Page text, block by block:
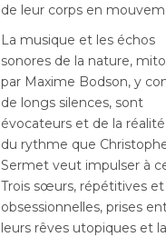
de leur corps en
La musique et les échos
sonores de la nature,
par Maxime Bodson, y
de longs silences, sont
évocateurs et de la
du rythme que
Sermet veut impulser à
Trois sœurs, répétitives et
obsessionnelles, prises
leurs rêves utopiques et la